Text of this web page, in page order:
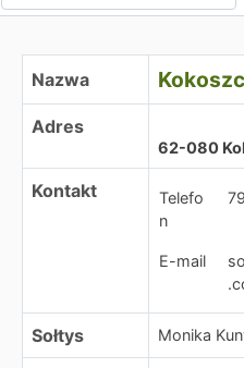
Nazwa
Adres
62-080
Kontakt
Telefo
n
E-mail
Sołtys Monika